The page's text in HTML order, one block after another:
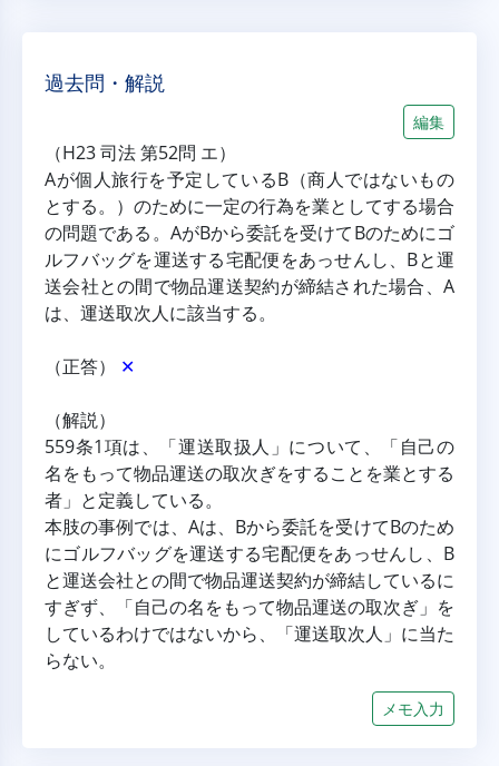
過去問・解説
編集
（H23 司法 第52問 エ）
Aが個人旅行を予定しているB（商人ではないもの
とする。）のために一定の行為を業としてする場合
の問題である。AがBから委託を受けてBのためにゴ
ルフバッグを運送する宅配便をあっせんし、Bと運
送会社との間で物品運送契約が締結された場合、A
は、運送取次人に該当する。
（正答） ✕
（解説）
559条1項は、「運送取扱人」について、「自己の
名をもって物品運送の取次ぎをすることを業とする
者」と定義している。
本肢の事例では、Aは、Bから委託を受けてBのため
にゴルフバッグを運送する宅配便をあっせんし、B
と運送会社との間で物品運送契約が締結しているに
すぎず、「自己の名をもって物品運送の取次ぎ」を
しているわけではないから、「運送取次人」に当た
らない。
メモ入力